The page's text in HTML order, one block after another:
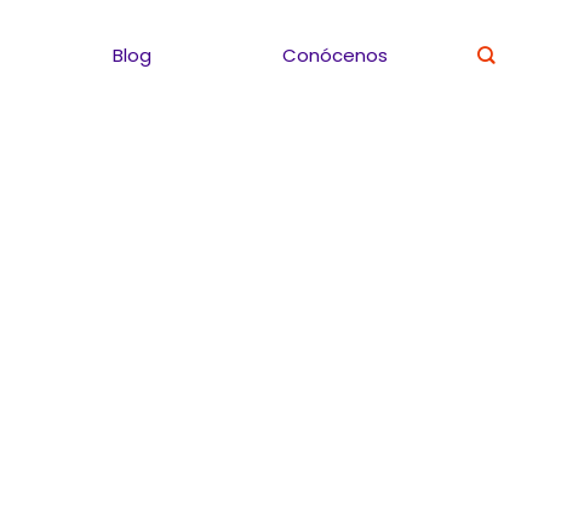
Blog Conócenos